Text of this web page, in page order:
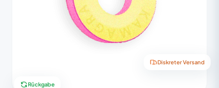
Diskreter Versand
Rückgabe